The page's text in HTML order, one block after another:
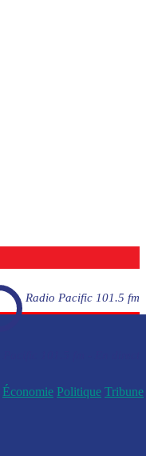
Radio Pacific 101.5 fm
Économie Politique Tribune